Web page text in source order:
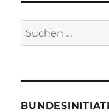
Suche
nach: